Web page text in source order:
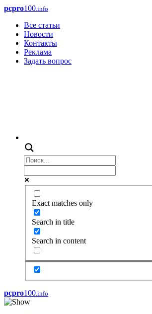
pcpro100.info
Все статьи
Новости
Контакты
Реклама
Задать вопрос
Exact matches only
Search in title
Search in content
pcpro100.info